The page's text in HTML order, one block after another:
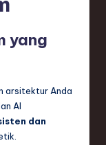
yang
arsitektur Anda
AI
dan